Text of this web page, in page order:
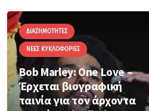
ΔΙΑΣΗΜΌΤΗΤΕΣ
ΝΈΕΣ ΚΥΚΛΟΦΟΡΊΕΣ
Bob Marley: One Love –
Έρχεται βιογραφική
ταινία για τον άρχοντα